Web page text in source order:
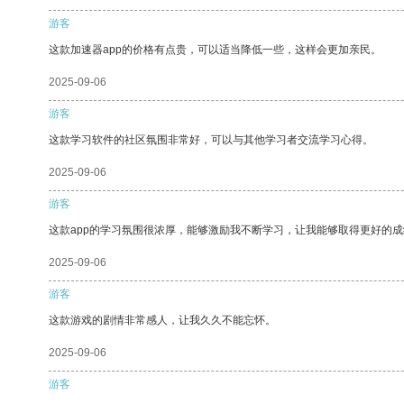
游客
这款加速器app的价格有点贵，可以适当降低一些，这样会更加亲民。
2025-09-06
游客
这款学习软件的社区氛围非常好，可以与其他学习者交流学习心得。
2025-09-06
游客
这款app的学习氛围很浓厚，能够激励我不断学习，让我能够取得更好的
2025-09-06
游客
这款游戏的剧情非常感人，让我久久不能忘怀。
2025-09-06
游客